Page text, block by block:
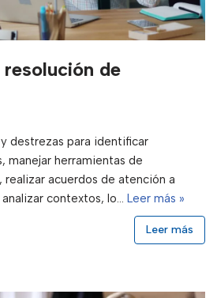
de
destrezas para identificar
manejar herramientas de
acuerdos de atención a
contextos, lo… Leer más »
Leer más